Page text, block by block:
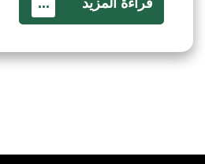
قراءة المزيد ...